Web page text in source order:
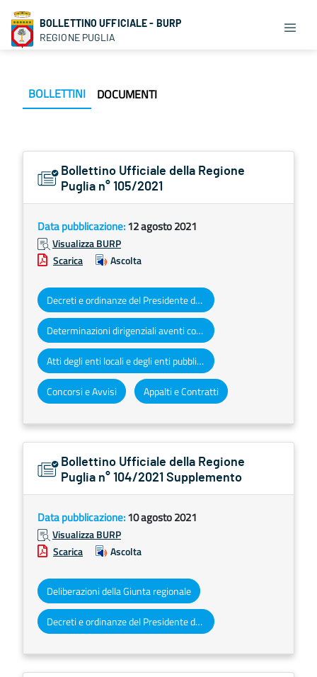
BOLLETTINO UFFICIALE - BURP
REGIONE PUGLIA
BOLLETTINI DOCUMENTI
Bollettino Ufficiale della Regione
Puglia n° 105/2021
Data pubblicazione:12 agosto 2021
Visualizza BURP
Scarica
Ascolta
Decreti e ordinanze del Presidente della Giunta regionale
Determinazioni dirigenziali aventi contenuto di interesse generale
Atti degli enti locali e degli enti pubblici e privati
Concorsi e Avvisi Appalti e Contratti
Bollettino Ufficiale della Regione
Puglia n° 104/2021 Supplemento
Data pubblicazione:10 agosto 2021
Visualizza BURP
Scarica
Ascolta
Deliberazioni della Giunta regionale
Decreti e ordinanze del Presidente della Giunta regionale